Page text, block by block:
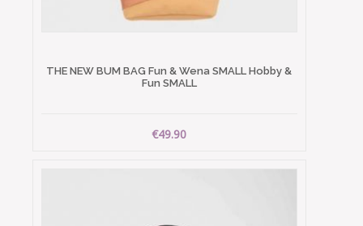
THE NEW BUM BAG Fun & Wena SMALL Hobby &
Fun SMALL
€49.90